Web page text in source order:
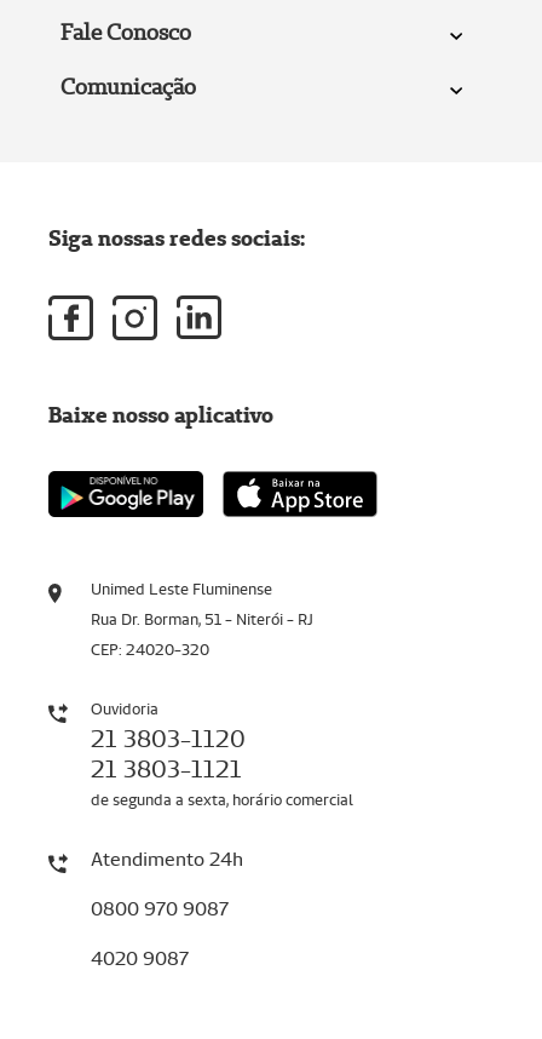
Fale Conosco
Comunicação
Unimed Leste Fluminense
Rua Dr. Borman, 51 - Niterói - RJ
CEP: 24020-320
Ouvidoria
21 3803-1120
21 3803-1121
de segunda a sexta, horário comercial
Atendimento 24h
0800 970 9087
4020 9087
Siga nossas redes sociais:
Baixe nosso aplicativo